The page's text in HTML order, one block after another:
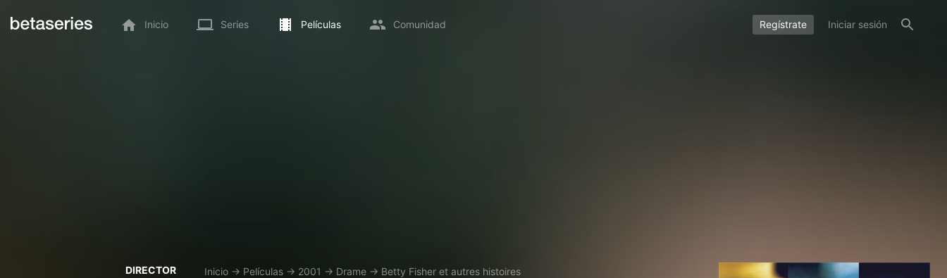
Inicio Series Películas Comunidad Regístrate Iniciar sesión
DIRECTOR
Inicio → Películas → 2001 → Drame → Betty Fisher et autres histoires